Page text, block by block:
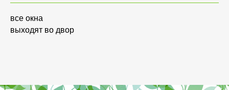
все окна
выходят во двор